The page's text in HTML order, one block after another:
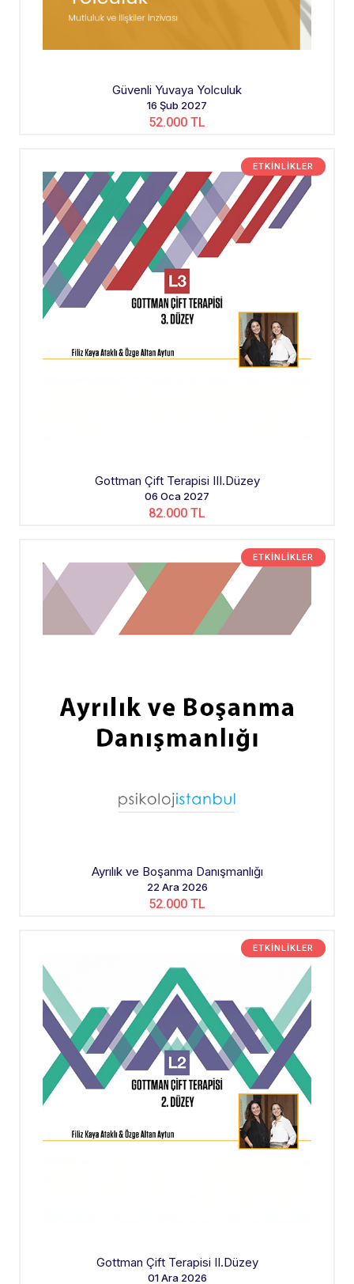
Güvenli Yuvaya Yolculuk
16 Şub 2027
52.000 TL
ETKINLIKLER
Gottman Çift Terapisi III.Düzey
06 Oca 2027
82.000 TL
ETKINLIKLER
Ayrılık ve Boşanma Danışmanlığı
22 Ara 2026
52.000 TL
ETKINLIKLER
Gottman Çift Terapisi II.Düzey
01 Ara 2026